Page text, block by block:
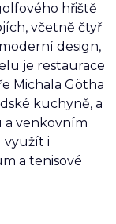
hřiště
včetně čtyř
design,
je restaurace
Michala Götha
kuchyně, a
a venkovním
využít i
a tenisové